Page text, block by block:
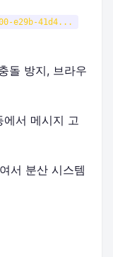
e29b-41d4...
돌 방지, 브라우
서 메시지 고
서 분산 시스템